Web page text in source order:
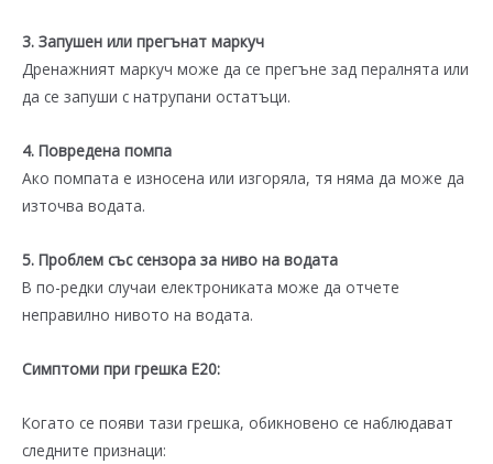
3. Запушен или прегънат маркуч
Дренажният маркуч може да се прегъне зад пералнята или
да се запуши с натрупани остатъци.
4. Повредена помпа
Ако помпата е износена или изгоряла, тя няма да може да
източва водата.
5. Проблем със сензора за ниво на водата
В по-редки случаи електрониката може да отчете
неправилно нивото на водата.
Симптоми при грешка E20:
Когато се появи тази грешка, обикновено се наблюдават
следните признаци: